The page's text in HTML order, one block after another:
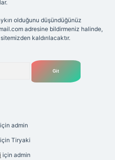
olduğunu düşündüğünüz
adresine bildirmeniz halinde,
kaldırılacaktır.
için admin
için Tiryaki
için admin